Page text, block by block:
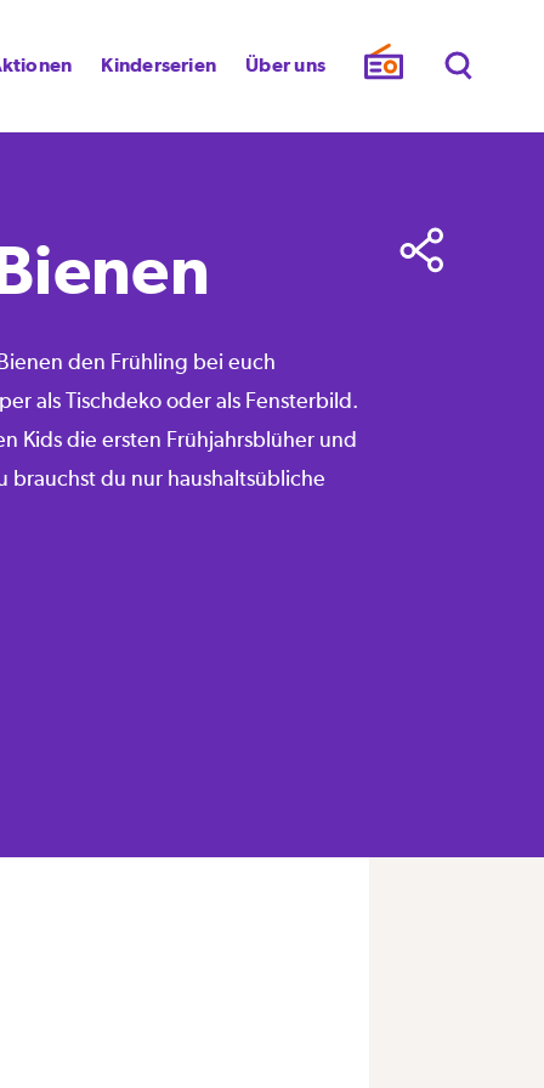
Kinderserien Über uns
den Frühling bei euch
als Tischdeko oder als Fensterbild.
Kids die ersten Frühjahrsblüher und
brauchst du nur haushaltsübliche